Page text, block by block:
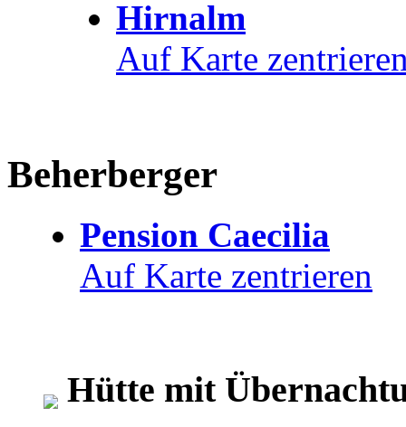
Hirnalm
Auf Karte
Beherberger
Pension Caecilia
Auf Karte zentrieren
Hütte mit